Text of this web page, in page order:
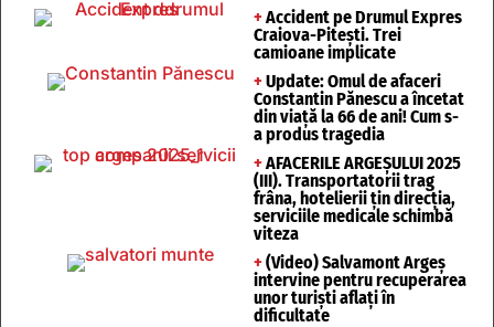
+ Accident pe Drumul Expres
Craiova-Pitești. Trei
camioane implicate
+ Update: Omul de afaceri
Constantin Pănescu a încetat
din viață la 66 de ani! Cum s-
a produs tragedia
+ AFACERILE ARGEȘULUI 2025
(III). Transportatorii trag
frâna, hotelierii țin direcția,
serviciile medicale schimbă
viteza
+ (Video) Salvamont Argeș
intervine pentru recuperarea
unor turişti aflaţi în
dificultate